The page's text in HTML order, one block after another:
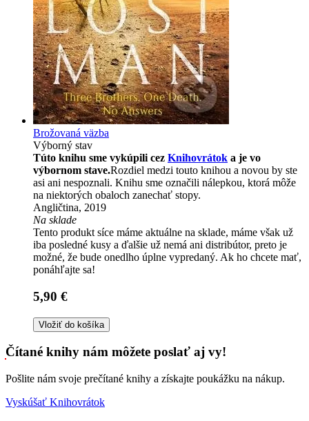
Brožovaná väzba
Výborný stav
Túto knihu sme vykúpili cez Knihovrátok a je vo
výbornom stave.Rozdiel medzi touto knihou a novou by ste
asi ani nespoznali. Knihu sme označili nálepkou, ktorá môže
na niektorých obaloch zanechať stopy.
Angličtina, 2019
Na sklade
Tento produkt síce máme aktuálne na sklade, máme však už
iba posledné kusy a ďalšie už nemá ani distribútor, preto je
možné, že bude onedlho úplne vypredaný. Ak ho chcete mať,
ponáhľajte sa!
5,90 €
Vložiť do košíka
Čítané knihy nám môžete poslať aj vy!
Pošlite nám svoje prečítané knihy a získajte poukážku na nákup.
Vyskúšať Knihovrátok